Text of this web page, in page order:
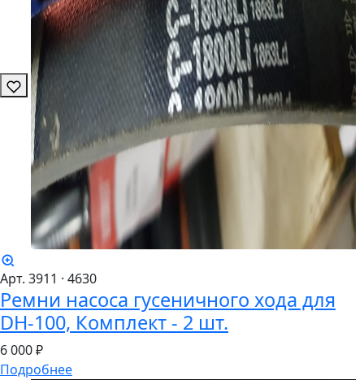
Арт. 3911 · 4630
Ремни насоса гусеничного хода для
DH-100, Комплект - 2 шт.
6000 ₽
Подробнее